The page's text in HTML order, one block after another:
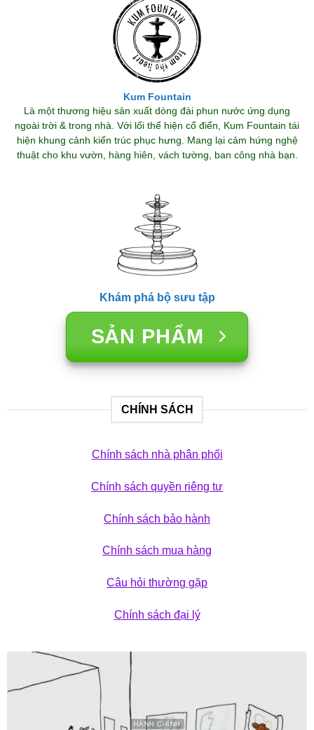
Kum Fountain
Là một thương hiệu sản xuất dòng đài phun nước ứng dụng
ngoài trời & trong nhà. Với lối thể hiện cổ điển, Kum Fountain tái
hiện khung cảnh kiến trúc phục hưng. Mang lại cảm hứng nghệ
thuật cho khu vườn, hàng hiên, vách tường, ban công nhà bạn.
Khám phá bộ sưu tập
SẢN PHẨM
CHÍNH SÁCH
Chính sách nhà phân phối
Chính sách quyền riêng tư
Chính sách bảo hành
Chính sách mua hàng
Câu hỏi thường gặp
Chính sách đại lý
HÀNH CHÍNH